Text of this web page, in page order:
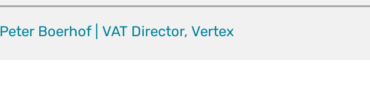
Peter Boerhof | VAT Director, Vertex